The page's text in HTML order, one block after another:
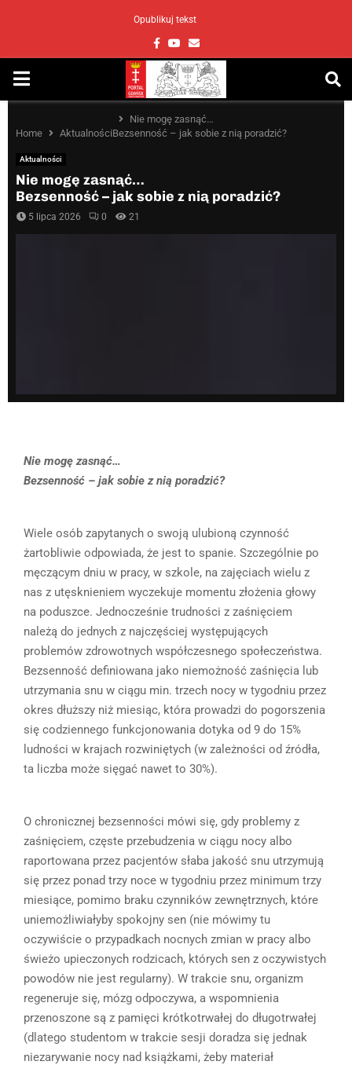
Opublikuj tekst
Facebook
Youtube
Email
PRIMARY
Home Aktualności
Nie mogę zasnąć…
Bezsenność – jak sobie z nią poradzić?
Aktualności
Nie mogę zasnąć…
Bezsenność – jak sobie z nią poradzić?
5 lipca 2026 0 21
Nie mogę zasnąć…
Bezsenność – jak sobie z nią poradzić?
Wiele osób zapytanych o swoją ulubioną czynność
żartobliwie odpowiada, że jest to spanie. Szczególnie po
męczącym dniu w pracy, w szkole, na zajęciach wielu z
nas z utęsknieniem wyczekuje momentu złożenia głowy
na poduszce. Jednocześnie trudności z zaśnięciem
należą do jednych z najczęściej występujących
problemów zdrowotnych współczesnego społeczeństwa.
Bezsenność definiowana jako niemożność zaśnięcia lub
utrzymania snu w ciągu min. trzech nocy w tygodniu przez
okres dłuższy niż miesiąc, która prowadzi do pogorszenia
się codziennego funkcjonowania dotyka od 9 do 15%
ludności w krajach rozwiniętych (w zależności od źródła,
ta liczba może sięgać nawet to 30%).
O chronicznej bezsenności mówi się, gdy problemy z
zaśnięciem, częste przebudzenia w ciągu nocy albo
raportowana przez pacjentów słaba jakość snu utrzymują
się przez ponad trzy noce w tygodniu przez minimum trzy
miesiące, pomimo braku czynników zewnętrznych, które
uniemożliwiałyby spokojny sen (nie mówimy tu
oczywiście o przypadkach nocnych zmian w pracy albo
świeżo upieczonych rodzicach, których sen z oczywistych
powodów nie jest regularny). W trakcie snu, organizm
regeneruje się, mózg odpoczywa, a wspomnienia
przenoszone są z pamięci krótkotrwałej do długotrwałej
(dlatego studentom w trakcie sesji doradza się jednak
niezarywanie nocy nad książkami, żeby materiał